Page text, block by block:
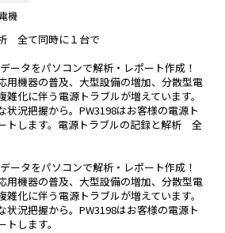
機
全て同時に１台で
ータをパソコンで解析・レポート作成！
用機器の普及、大型設備の増加、分散型電
化に伴う電源トラブルが増えています。
状況把握から。PW3198はお客様の電源ト
トします。電源トラブルの記録と解析 全
ータをパソコンで解析・レポート作成！
用機器の普及、大型設備の増加、分散型電
化に伴う電源トラブルが増えています。
状況把握から。PW3198はお客様の電源ト
します。